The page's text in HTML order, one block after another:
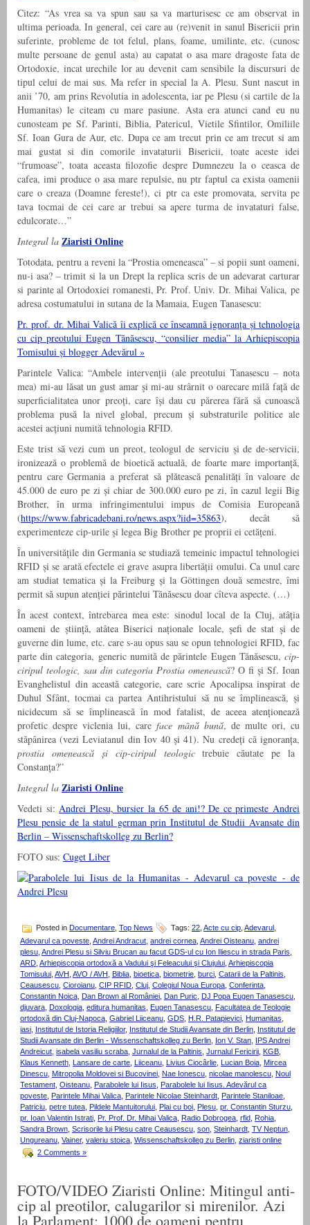
Citez: “As vrea sa va spun sau sa va marturisesc ce am observat in
ultima perioada. In general, cei care au (re)venit in sanul Bisericii prin
suferinte, probleme de tot felul, plans, foame, umilinte, etc. (cunosc
multe persoane de genul asta) au capatat o asa mare dragoste fata de
Ortodoxie, incat urechile lor au devenit cam sensibile la discursuri de
tipul celui de mai sus. Ma refer in special la A. Plesu. Sunt nascut in
anii ’70, am prins Revolutia in adolescenta, iar pe Plesu (si cartile de la
Humanitas) le citeam cu mare pasiune. Asta era atunci cand eu nu
cunosteam pe Sf. Parinti, Biblia, Patericul, Vietile Sfintilor, Omiliile
Sf. Ioan Gura de Aur, etc. Dupa ce am trecut prin ce am trecut si am
mai gustat si din comorile invataturii Bisericii, toate aceste idei
“frumoase”, toata aceasta filozofie despre Dumnezeu la o ceasca de
cafea, imi produce o asa mare repulsie, nu ptr faptul ca exista oamenii
care o creaza (Doamne fereste!), ci ptr ca este promovata, servita pe
tava tocmai de cei care ar trebui sa apere turma de invataturi false,
edulcorate…”
Integral la Ziaristi Online
Totodata, pentru a reveni la “Prostia omeneasca” – si popii sunt oameni,
nu-i asa? – trimit si la un Drept la replica scris de un adevarat carturar
si parinte al Ortodoxiei romanesti, Pr. Prof. Univ. Dr. Mihai Valica, pe
adresa costumatului in sutana de la Mamaia, Eugen Tanasescu:
Pr. prof. dr. Mihai Valică îi explică ce înseamnă ignoranța și tehnologia
cu cip preotului Eugen Tănăsescu, “consilier media” la Arhiepiscopia
Tomisului și blogger Adevărul »
Parintele Valica: “Ambele intervenții (ale preotului Tanasescu – nota
mea) mi-au lăsat un gust amar și mi-au strârnit o oarecare milă față de
superficialitatea unor preoți, care își dau cu părerea fără să cunoască
problema pusă la nivel global, precum și substraturile politice ale
acestei acțiuni numită tehnologia RFID.
Este trist să vezi cum un preot, teologul de serviciu și de de-servicii,
ironizează o problemă de bioetică actuală, de foarte mare importanță,
pentru care Germania a preferat să plătească penalități în valoare de
45.000 de euro pe zi și chiar de 300.000 euro pe zi, în cazul legii Big
Brother, în urma infringimentului impus de Comisia Europeană
(https://www.fabricadebani.ro/news.aspx?iid=35863), decât să
experimenteze cip-urile și legea Big Brother pe proprii ei cetățeni.
În universitățile din Germania se studiază temeinic impactul tehnologiei
RFID și se arată efectele ei grave asupra libertății omului. Ca unul care
am studiat tematica și la Freiburg și la Göttingen două semestre, îmi
permit să supun atenției părintelui Tănăsescu doar cîteva aspecte. (…)
În acest context, întrebarea mea este: sinodul local de la Cluj, atâția
oameni de știință, atâtea Biserici naționale locale, șefi de stat și de
guverne din lume, etc. care s-au opus sau se opun tehnologiei RFID, fac
parte din categoria, generic numită de părintele Eugen Tănăsescu, cip-
ciripul teologic, sau din categoria Prostia omenească? O fi și Sf. Ioan
Evanghelistul din această categorie, care scrie Apocalipsa inspirat de
Duhul Sfânt, tocmai ca partea Antihristului să nu se împlinească, și
nicidecum să se împlinească în mod fatalist, de aceea atenționează
profetic despre viclenia lui, careface mână bună, de multe ori, cu
stăpânirea (vezi Leviatanul din Iov 40 și 41). Nu credeți că ignoranța,
prostia omenească și cip-ciripul teologictrebuie căutate pe la
Constanța?”
Integral la Ziaristi Online
Vedeti si:Andrei Plesu, bursier la 65 de ani!? De ce primeste Andrei
Plesu pensie de la statul german prin Institutul de Studii Avansate din
Berlin – Wissenschaftskolleg zu Berlin?
FOTO sus: Cuget Liber
Posted in Documentare Top News Tags: 22 Acte cu cip Adevarul
Adevarul ca poveste, Andrei Andracut, andrei cornea, Andrei Oisteanu, andrei
plesu, Andrei Plesu si Silviu Brucan au facut GDS-ul cu Ion Iliescu in strada Paris,
ARD, Arhiepiscopia ortodoxă a Vadului şi Feleacului şi Clujului, Arhiepiscopia
Tomisului, AVH , AVO / AVH , Biblia, bioetica, biometrie, burci, Catarii de la Paltinis,
Ceausescu, Cioroianu, CIP RFID, Cluj, Colegiul Noua Europa, Conferinta,
Constantin Noica, Dan Brown al României, Dan Puric, DJ Popa Eugen Tanasescu,
djuvara, Doxologia, editura humanitas, Eugen Tanasescu, Facultatea de Teologie
ortodoxă din Cluj-Napoca, Gabriel Liiceanu, GDS, H.R. Patapievici, Humanitas,
iasi, Institutul de Istoria Religiilor, Institutul de Studii Avansate din Berlin, Institutul de
Studii Avansate din Berlin - Wissenschaftskolleg zu Berlin, Ion V. Stan,
IPS Andrei
Andreicut, isabela vasiliu scraba, Jurnalul de la Paltinis, Jurnalul Fericirii, KGB,
Klaus Kenneth, Lansare de carte, Liiceanu, Livius Ciocârlie, Lucian Boia, Mircea
Dinescu, Mitropolia Moldovei si Bucovinei, Nae Ionescu, nicolae manolescu, Noul
Testament, Oisteanu, Parabolele lui Iisus, Parabolele lui Iisus. Adevărul ca
poveste, Parintele Mihai Valica, Parintele Nicolae Steinhardt, Parintele Staniloae,
Patriciu, petre tutea, Pildele Mantuitorului, Plai cu boi, Plesu, pr. Constantin Sturzu,
pr. Ioan Valentin Istrati, Pr. Prof. Dr. Mihai Valica, Radio Dobrogea, rfid, Rohia,
Sandra Brown, Scrisorile lui Plesu catre Ceausescu, son, Steinhardt, TV Neptun,
Ungureanu, Vainer, valeriu stoica, Wissenschaftskolleg zu Berlin, ziaristi online
2 Comments »
FOTO/VIDEO Ziaristi Online: Mitingul anti-
cip al preotilor, calugarilor si mirenilor. Azi
la Parlament: 1000 de oameni pentru